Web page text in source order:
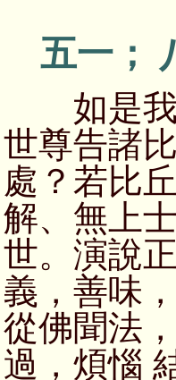
五一；
如是我
世尊告諸
處？若比
解、無上
世。演說
義，善味
從佛聞法
過，煩惱